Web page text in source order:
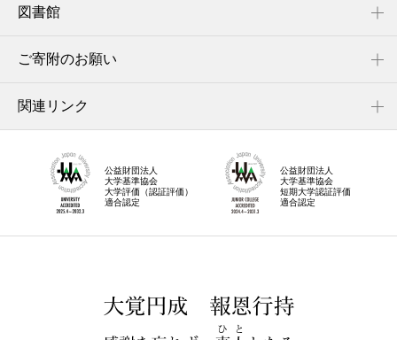
図書館
ご寄附のお願い
関連リンク
公益財団法人
大学基準協会
大学評価（認証評価）
適合認定
公益財団法人
大学基準協会
短期大学認証評価
適合認定